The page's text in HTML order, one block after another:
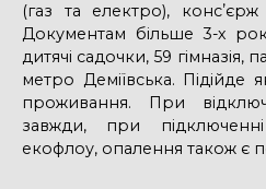
(газ та електро),
Документам більше 3-х
дитячі садочки, 59 гімназія,
метро Деміївська. Підійде
проживання. При
завжди, при
екофлоу, опалення також є